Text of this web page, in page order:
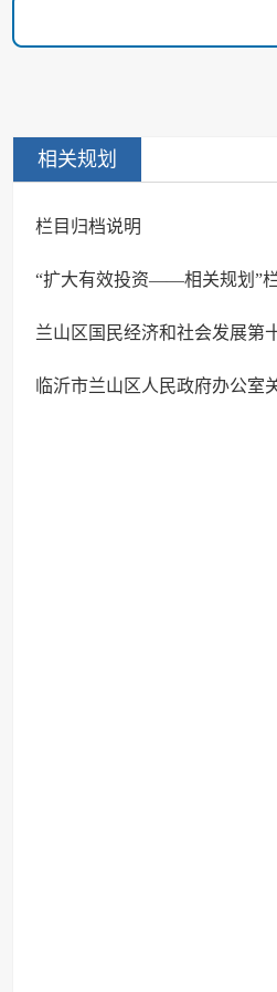
相关规划
栏目归档说明
“扩大有效投资——相关规划”
兰山区国民经济和社会发展第
临沂市兰山区人民政府办公室